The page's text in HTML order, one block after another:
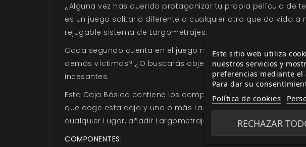
¿Alguna vez has querido protagonizar tu propia película de
es un juego solitario diferente a cualquier otro que da vida
rejugable sistema de Largometrajes.
Cada segundo cuenta en el juego mientras gestionas el
demás víctimas? ¿O buscarás objetos que te ayuden a
incesantes.
Esta Caja Básica contiene los componentes principales del
que coge esta caja y uno o más Largometrajes y tendrás
cualquier Lugar, añadir Largometrajes adicionales
COMPONENTES:
Este sitio web utiliza
nuestros servicios y
preferencias mediante
Para dar su
Política de cookies
RECHAZAR